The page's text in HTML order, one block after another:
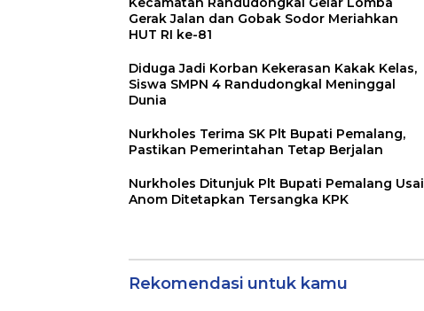
Gerak Jalan dan Gobak Sodor Meriahkan
HUT RI ke-81
Diduga Jadi Korban Kekerasan Kakak Kelas,
Siswa SMPN 4 Randudongkal Meninggal
Dunia
Nurkholes Terima SK Plt Bupati Pemalang,
Pastikan Pemerintahan Tetap Berjalan
Nurkholes Ditunjuk Plt Bupati Pemalang Usai
Anom Ditetapkan Tersangka KPK
Rekomendasi untuk kamu